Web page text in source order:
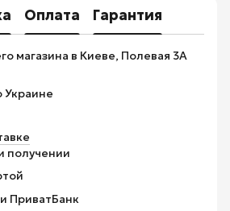
Оплата Гарантия
магазина в Киеве, Полевая 3А
Украине
получении
ПриватБанк